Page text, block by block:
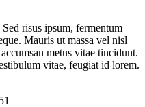
risus ipsum, fermentum
Mauris ut massa vel nisl
metus vitae tincidunt.
vitae, feugiat id lorem.